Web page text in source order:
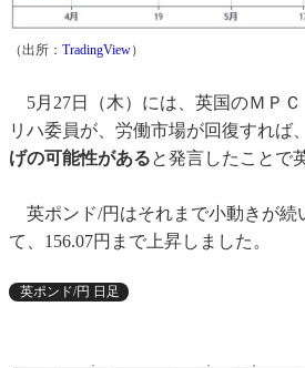
（出所： TradingView）
5月27日（木）には、英国のＭＰＣ
リハ委員が、労働市場が回復すれば、
げの可能性があると発言したことで
英ポンド/円はそれまで小動きが続
て、156.07円まで上昇しました。
英ポンド/円 日足